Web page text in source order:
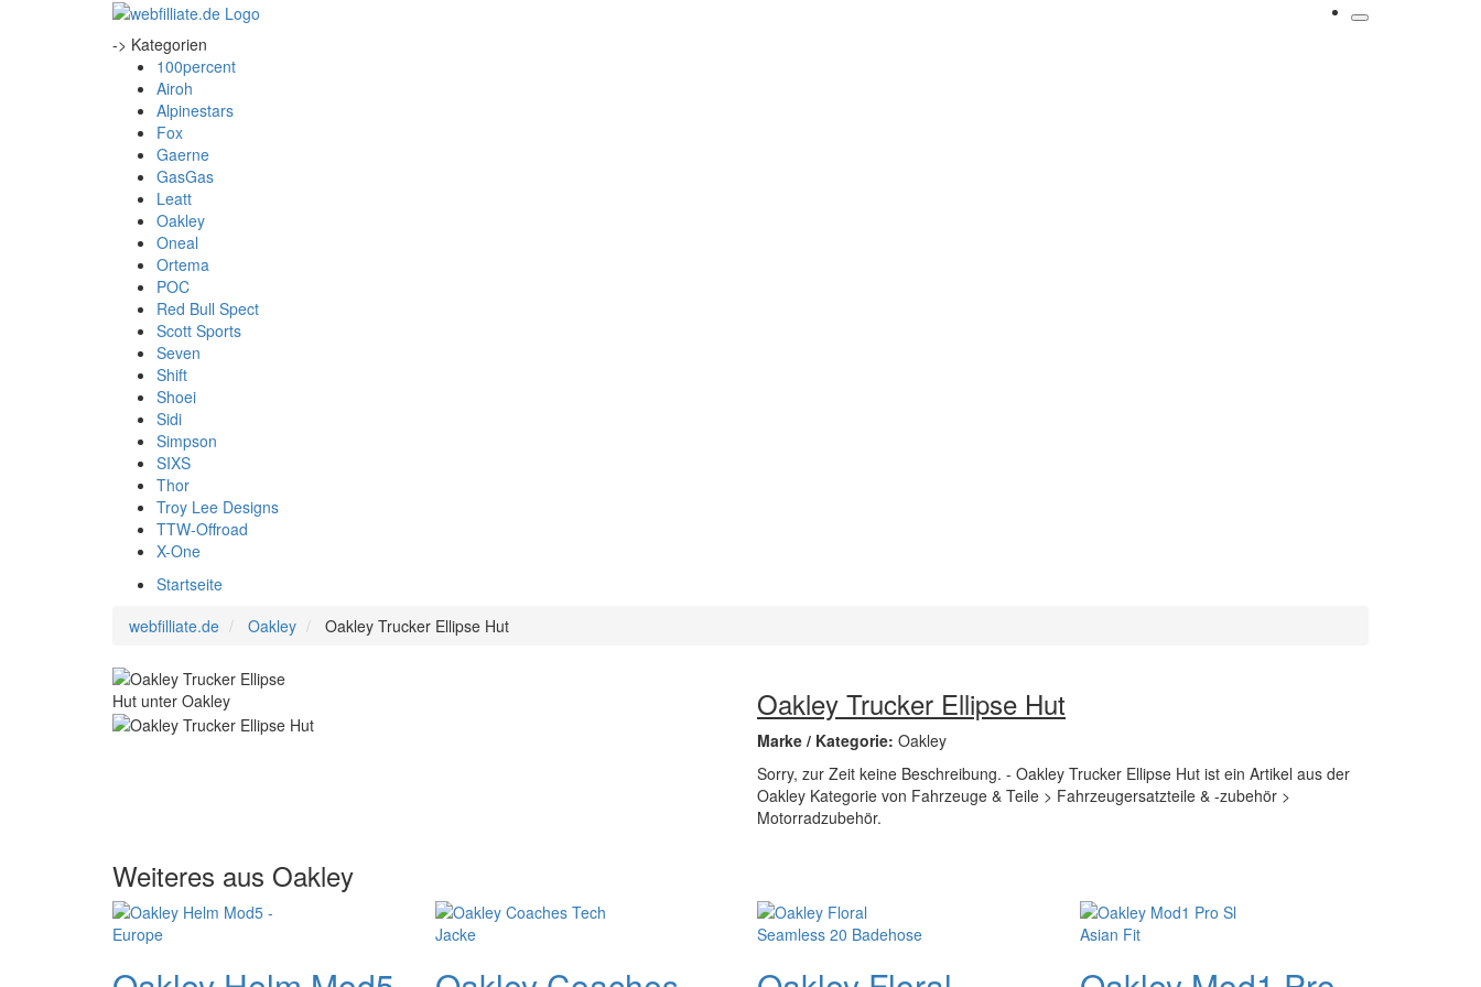
-> Kategorien
100percent
Airoh
Alpinestars
Fox
Gaerne
GasGas
Leatt
Oakley
Oneal
Ortema
POC
Red Bull Spect
Scott Sports
Seven
Shift
Shoei
Sidi
Simpson
SIXS
Thor
Troy Lee Designs
TTW-Offroad
X-One
Startseite
webfilliate.de
Oakley Oakley Trucker Ellipse Hut
Oakley Trucker Ellipse Hut
Marke / Kategorie: Oakley
Sorry, zur Zeit keine Beschreibung. - Oakley Trucker Ellipse Hut ist ein Artikel aus der
Oakley Kategorie von Fahrzeuge & Teile > Fahrzeugersatzteile & -zubehör >
Motorradzubehör.
Weiteres aus Oakley